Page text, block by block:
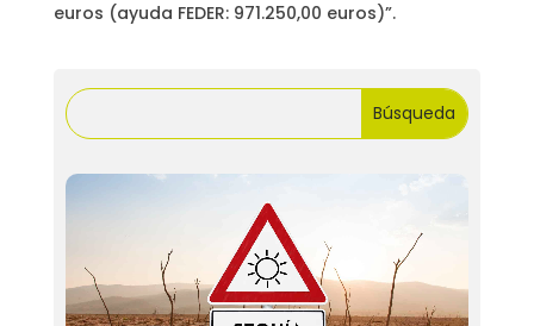
euros (ayuda FEDER: 971.250,00 euros)”.